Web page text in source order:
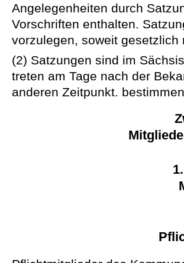
Angelegenheiten durch
Vorschriften enthalten.
vorzulegen, soweit
(2) Satzungen sind im
treten am Tage nach der
anderen Zeitpunkt.